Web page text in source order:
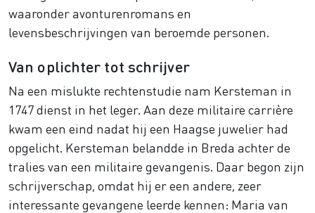
waaronder avonturenromans en
levensbeschrijvingen van beroemde personen.
Van oplichter tot schrijver
Na een mislukte rechtenstudie nam Kersteman in
1747 dienst in het leger. Aan deze militaire carrière
kwam een eind nadat hij een Haagse juwelier had
opgelicht. Kersteman belandde in Breda achter de
tralies van een militaire gevangenis. Daar begon zijn
schrijverschap, omdat hij er een andere, zeer
interessante gevangene leerde kennen: Maria van